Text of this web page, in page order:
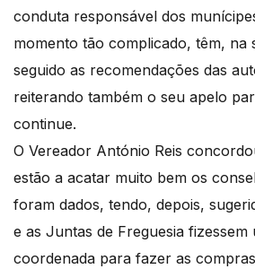
conduta responsável dos
momento tão complicado, têm, na
seguido as recomendações das
reiterando também o seu apelo
continue.
O Vereador António Reis
estão a acatar muito bem os
foram dados, tendo, depois,
e as Juntas de Freguesia fizessem
coordenada para fazer as